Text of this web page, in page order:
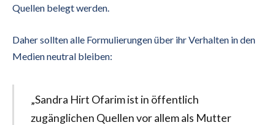
Quellen belegt werden.
Daher sollten alle Formulierungen über ihr Verhalten in den
Medien neutral bleiben:
„Sandra Hirt Ofarim ist in öffentlich
zugänglichen Quellen vor allem als Mutter